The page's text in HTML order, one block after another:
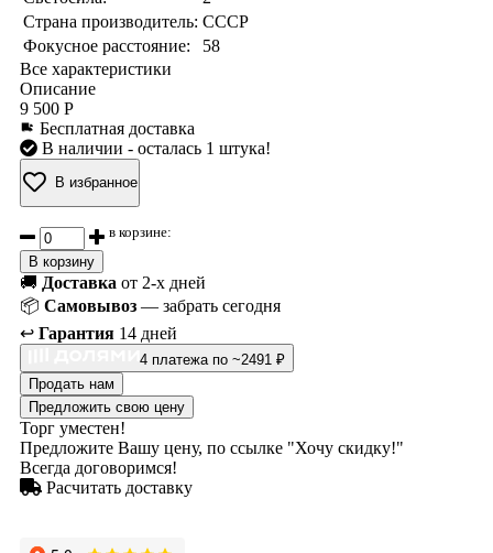
Страна производитель: СССР
Фокусное расстояние:
58
Все характеристики
Описание
9 500 Р
Бесплатная доставка
В наличии - осталась 1 штука!
В избранное
в корзине:
В корзину
🚚 Доставка от 2-х дней
📦 Самовывоз — забрать сегодня
↩️ Гарантия 14 дней
4 платежа по ~2491 ₽
Продать нам
Предложить свою цену
Торг уместен!
Предложите Вашу цену, по ссылке "Хочу скидку!"
Всегда договоримся!
Расчитать доставку